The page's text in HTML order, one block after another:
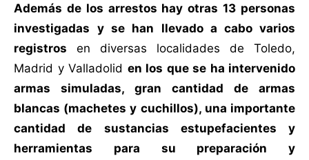
Además de los arrestos hay otras 13 personas
investigadas
y se han llevado a cabo varios
registros en diversas localidades de Toledo,
Madrid y Valladolid en los que se ha intervenido
armas simuladas, gran cantidad de armas
blancas (machetes y cuchillos), una importante
cantidad de sustancias estupefacientes y
herramientas para su preparación y